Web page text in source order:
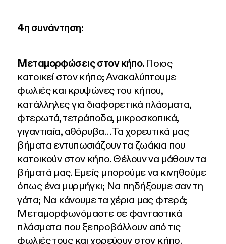
4η συνάντηση:
Μεταμορφώσεις στον κήπο.Ποιος
κατοικεί στον κήπο; Ανακαλύπτουμε
φωλιές και κρυψώνες του κήπου,
κατάλληλες για διαφορετικά πλάσματα,
φτερωτά, τετράποδα, μικροσκοπικά,
γιγαντιαία, αθόρυβα… Τα χορευτικά μας
βήματα εντυπωσιάζουν τα ζωάκια που
κατοικούν στον κήπο. Θέλουν να μάθουν τα
βήματά μας. Εμείς μπορούμε να κινηθούμε
όπως ένα μυρμήγκι; Να πηδήξουμε σαν τη
γάτα; Να κάνουμε τα χέρια μας φτερά;
Μεταμορφωνόμαστε σε φανταστικά
πλάσματα που ξεπροβάλλουν από τις
φωλιές τους και χορεύουν στον κήπο.